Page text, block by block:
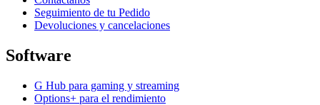
Seguimiento de tu Pedido
Devoluciones y cancelaciones
Software
G Hub para gaming y streaming
Options+ para el rendimiento